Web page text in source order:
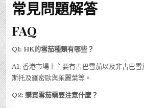
常見問題解答
FAQ
Q1: HK的雪茄種類有哪些？
A1: 香港市場上主要有古巴雪茄以及非古巴
斯托及羅密歐與茱麗葉等。
Q2: 購買雪茄需要注意什麼？